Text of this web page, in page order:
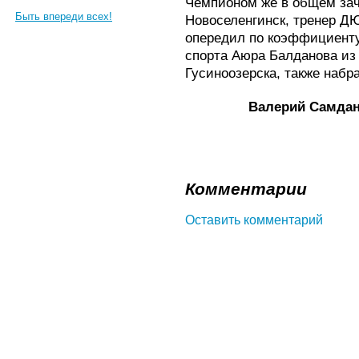
Быть впереди всех!
Новоселенгинск, тренер
опередил по
спорта Аюра Балданова
Гусиноозерска, также
Валерий
Комментарии
Оставить комментарий